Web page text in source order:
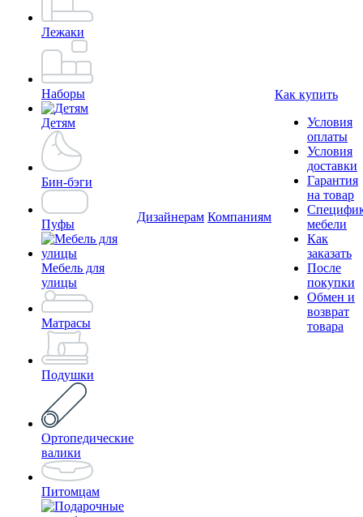
Лежаки
Наборы
Детям
Бин-бэги
Пуфы
Мебель для
улицы
Матрасы
Подушки
Ортопедические
валики
Питомцам
Дизайнерам Компаниям
Как купить
Условия
оплаты
Условия
доставки
Гарантия
на товар
мебели
Как
заказать
После
покупки
Обмен и
возврат
товара